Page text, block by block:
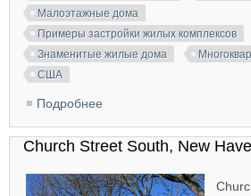
Малоэтажные дома
Примеры застройки жилых комплексов
Знаменитые жилые дома
США
Подробнее
Church Street South, New